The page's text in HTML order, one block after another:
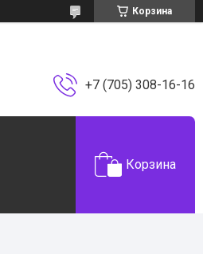
Корзина
+7 (705) 308-16-16
Корзина